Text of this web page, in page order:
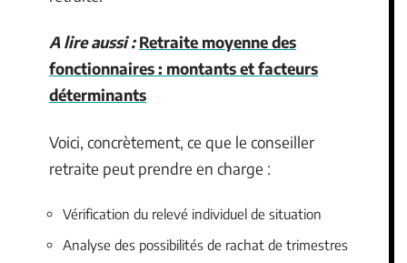
A lire aussi : Retraite moyenne des
fonctionnaires : montants et facteurs
déterminants
Voici, concrètement, ce que le conseiller
retraite peut prendre en charge :
Vérification du relevé individuel de situation
Analyse des possibilités de rachat de trimestres